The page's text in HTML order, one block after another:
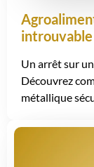
introuvable
Un arrêt sur
Découvrez
métallique